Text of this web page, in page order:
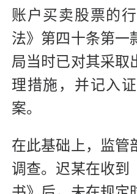
账户买卖股票的
法》第四十条第一
局当时已对其采取
理措施，并记入
案。
在此基础上，监管
调查。迟某在收到